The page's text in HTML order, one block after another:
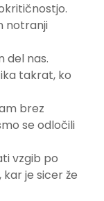
notranji
del nas.
takrat, ko
brez
se odločili
vzgib po
je sicer že